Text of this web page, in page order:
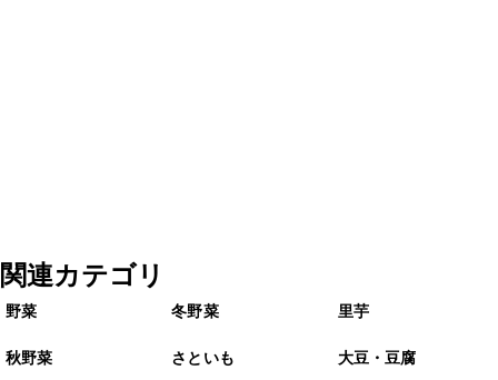
関連カテゴリ
野菜 冬野菜 里芋
秋野菜 さといも 大豆・豆腐